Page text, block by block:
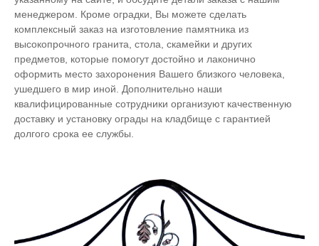
менеджером. Кроме оградки, Вы можете сделать
комплексный заказ на изготовление памятника из
высокопрочного гранита, стола, скамейки и других
предметов, которые помогут достойно и лаконично
оформить место захоронения Вашего близкого человека,
ушедшего в мир иной. Дополнительно наши
квалифицированные сотрудники организуют качественную
доставку и установку ограды на кладбище с гарантией
долгого срока ее службы.